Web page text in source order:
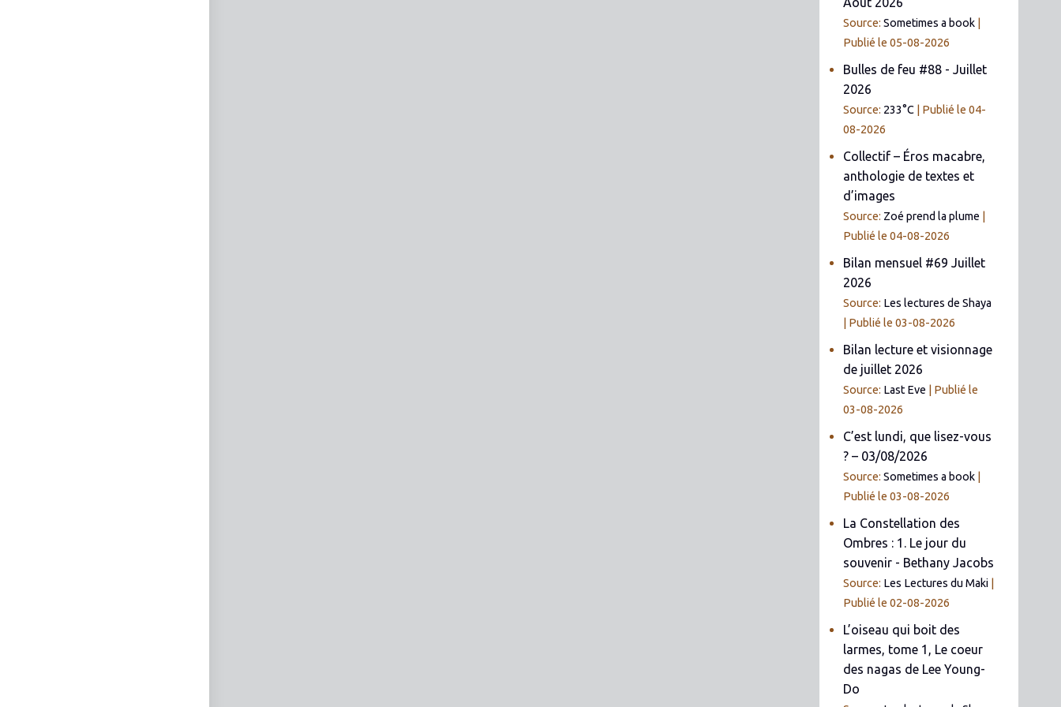
Source:Sometimes a book
Publié le 05-08-2026
Bulles de feu #88 - Juillet
2026
Source: 233°C
Publié le 04-
08-2026
Collectif – Éros macabre,
anthologie de textes et
d’images
Source: Zoé prend la plume
Publié le 04-08-2026
Bilan mensuel #69 Juillet
2026
Source: Les lectures de Shaya
Publié le 03-08-2026
Bilan lecture et visionnage
de juillet 2026
Source: Last Eve
Publié le
03-08-2026
C’est lundi, que lisez-vous
? – 03/08/2026
Source:Sometimes a book
Publié le 03-08-2026
La Constellation des
Ombres : 1. Le jour du
souvenir - Bethany Jacobs
Source: Les Lectures du Maki
Publié le 02-08-2026
L’oiseau qui boit des
larmes, tome 1, Le coeur
des nagas de Lee Young-
Do